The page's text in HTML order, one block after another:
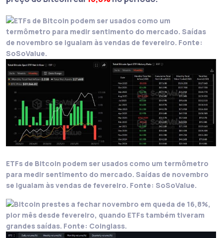
ETFs de Bitcoin podem ser usados como um termômetro
para medir sentimento do mercado. Saídas de novembro
se igualam às vendas de fevereiro. Fonte: SoSoValue.